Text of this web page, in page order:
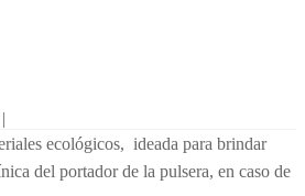
|
ecológicos, ideada para brindar
del portador de la pulsera, en caso de